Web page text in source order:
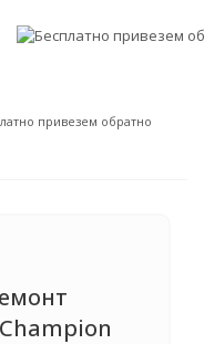
привезем обратно